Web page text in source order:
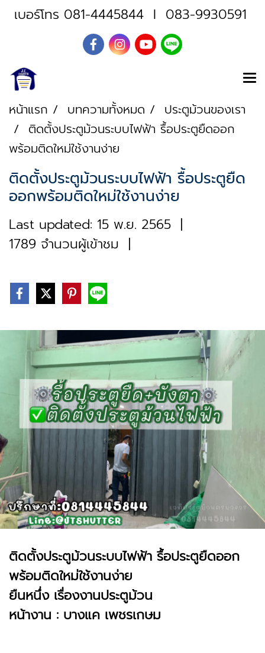
เบอร์โทร 081-4445844I 083-9930591
หน้าแรก บทความทั้งหมด
ประตูม้วนของเรา
ติดตั้งประตูม้วนระบบไฟฟ้า รื้อประตูยืดออก
พร้อมติดใหม่ใช้งานง่าย
ติดตั้งประตูม้วนระบบไฟฟ้า รื้อประตูยืด
ออกพร้อมติดใหม่ใช้งานง่าย
Last updated: 15 พ.ย. 2565 |
1789 จำนวนผู้เข้าชม |
ติดตั้งประตูม้วนระบบไฟฟ้า รื้อประตูยืดออก
พร้อมติดใหม่ใช้งานง่าย
ยืนหนึ่ง เรื่องงานประตูม้วน
หน้างาน : บางแค เพชรเกษม